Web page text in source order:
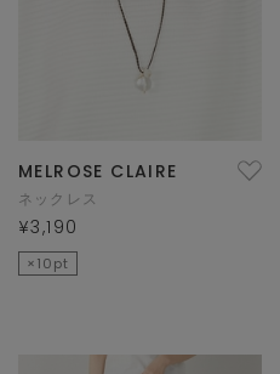
MELROSE CLAIRE
ネックレス
¥3,190
×10pt